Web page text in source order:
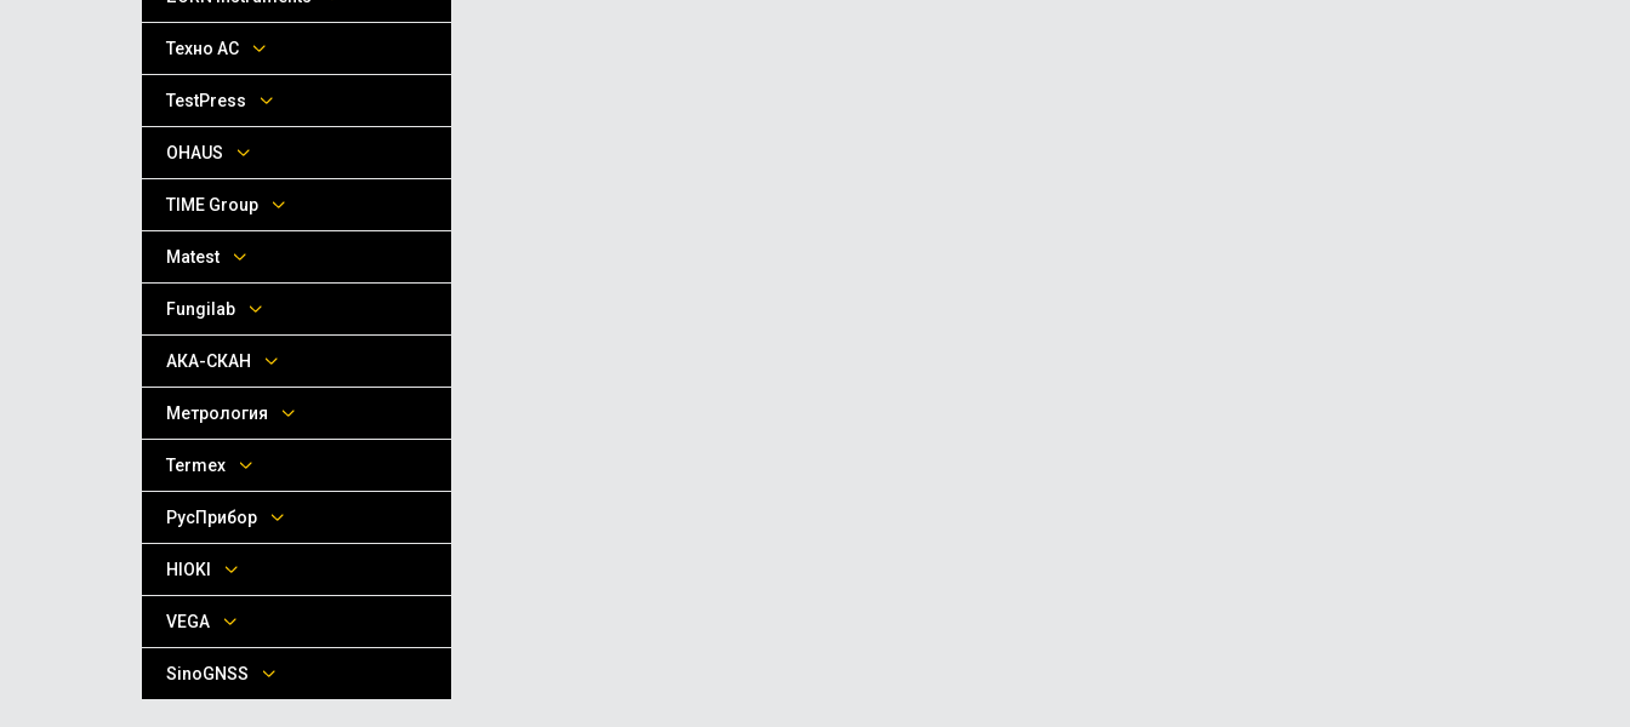
Техно АС
TestPress
OHAUS
TIME Group
Matest
Fungilab
АКА-СКАН
Метрология
Termex
РусПрибор
HIOKI
VEGA
SinoGNSS